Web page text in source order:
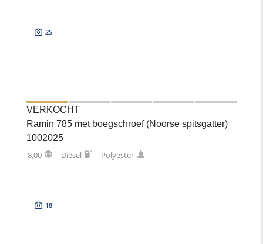
25
VERKOCHT
Ramin 785 met boegschroef (Noorse spitsgatter)
1002025
8,00 Diesel Polyester
18